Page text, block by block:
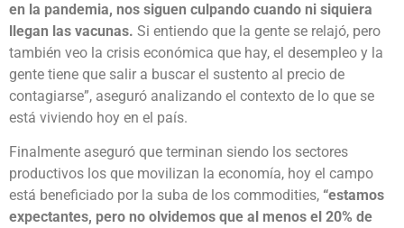
en la pandemia, nos siguen culpando cuando ni siquiera
llegan las vacunas. Si entiendo que la gente se relajó, pero
también veo la crisis económica que hay, el desempleo y la
gente tiene que salir a buscar el sustento al precio de
contagiarse”, aseguró analizando el contexto de lo que se
está viviendo hoy en el país.
Finalmente aseguró que terminan siendo los sectores
productivos los que movilizan la economía, hoy el campo
está beneficiado por la suba de los commodities, “estamos
expectantes, pero no olvidemos que al menos el 20% de